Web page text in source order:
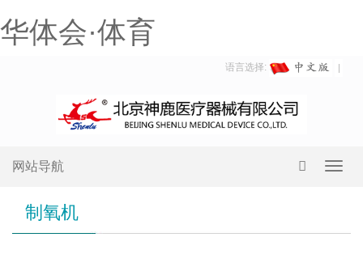
华体会·体育
语言选择:
网站导航
制氧机